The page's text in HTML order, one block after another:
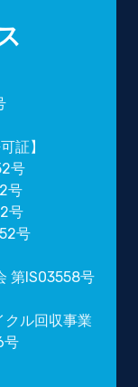
証】
号
号
号
号
第IS03558号
クル回収事業
号